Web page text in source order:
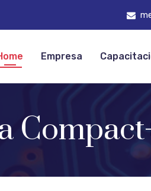
Empresa